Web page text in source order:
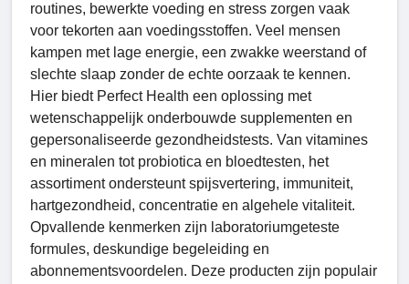
routines, bewerkte voeding en stress zorgen vaak
voor tekorten aan voedingsstoffen. Veel mensen
kampen met lage energie, een zwakke weerstand of
slechte slaap zonder de echte oorzaak te kennen.
Hier biedt Perfect Health een oplossing met
wetenschappelijk onderbouwde supplementen en
gepersonaliseerde gezondheidstests. Van vitamines
en mineralen tot probiotica en bloedtesten, het
assortiment ondersteunt spijsvertering, immuniteit,
hartgezondheid, concentratie en algehele vitaliteit.
Opvallende kenmerken zijn laboratoriumgeteste
formules, deskundige begeleiding en
abonnementsvoordelen. Deze producten zijn populair